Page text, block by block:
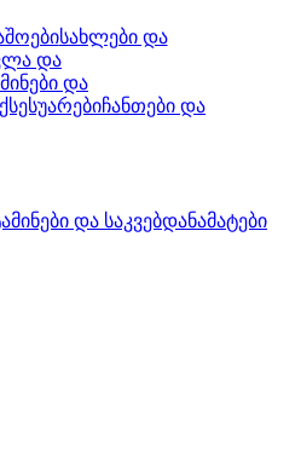
სახლები და
და
და
ჩანთები და
და საკვებდანამატები